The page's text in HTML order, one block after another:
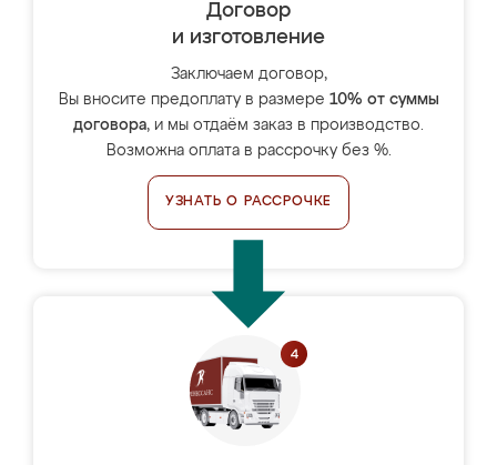
Договор
и изготовление
Заключаем договор,
Вы вносите предоплату в размере 10% от суммы
договора, и мы отдаём заказ в производство.
Возможна оплата в рассрочку без %.
УЗНАТЬ О РАССРОЧКЕ